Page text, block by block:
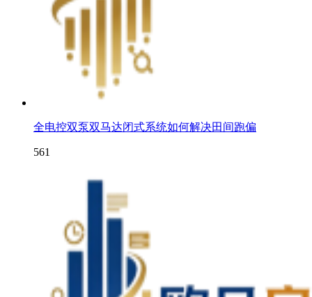
全电控双泵双马达闭式系统如何解决田间跑偏
561